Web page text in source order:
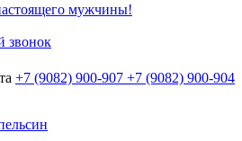
мужчины!
звонок
+7 (9082) 900-907 +7 (9082) 900-904